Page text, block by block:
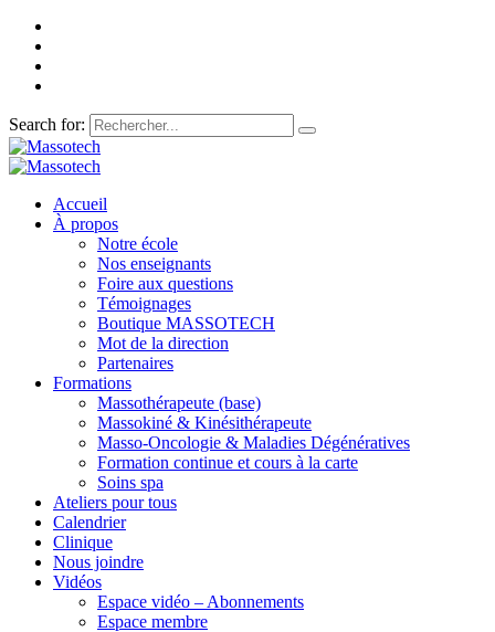
Search for:
Accueil
À propos
Notre école
Nos enseignants
Foire aux questions
Témoignages
Boutique MASSOTECH
Mot de la direction
Partenaires
Formations
Massothérapeute (base)
Massokiné & Kinésithérapeute
Masso-Oncologie & Maladies Dégénératives
Formation continue et cours à la carte
Soins spa
Ateliers pour tous
Calendrier
Clinique
Nous joindre
Vidéos
Espace vidéo – Abonnements
Espace membre